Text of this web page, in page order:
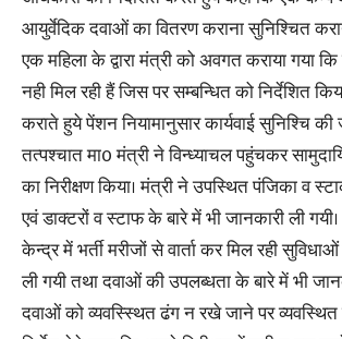
आयुर्वेदिक दवाओं का वितरण कराना सुनिश्चित
एक महिला के द्वारा मंत्री को अवगत कराया गया
नही मिल रही हैं जिस पर सम्बन्धित को निर्देशित
कराते हुये पेंशन नियामानुसार कार्यवाई सुनिश्चि की
तत्पश्चात मा0 मंत्री ने विन्ध्याचल पहुंचकर
का निरीक्षण किया। मंत्री ने उपस्थित पंजिका व
एवं डाक्टरों व स्टाफ के बारे में भी जानकारी ली
केन्द्र में भर्ती मरीजों से वार्ता कर मिल रही
ली गयी तथा दवाओं की उपलब्धता के बारे में भी
दवाओं को व्यवस्स्थित ढंग न रखे जाने पर